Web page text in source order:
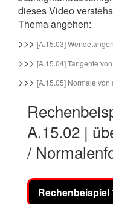
dieses Video
Thema angehen:
>>> [A.15.03]
>>> [A.15.04] Tangente
>>> [A.15.05] Normale von
A.15.02 |
/
Rechenbeispiel